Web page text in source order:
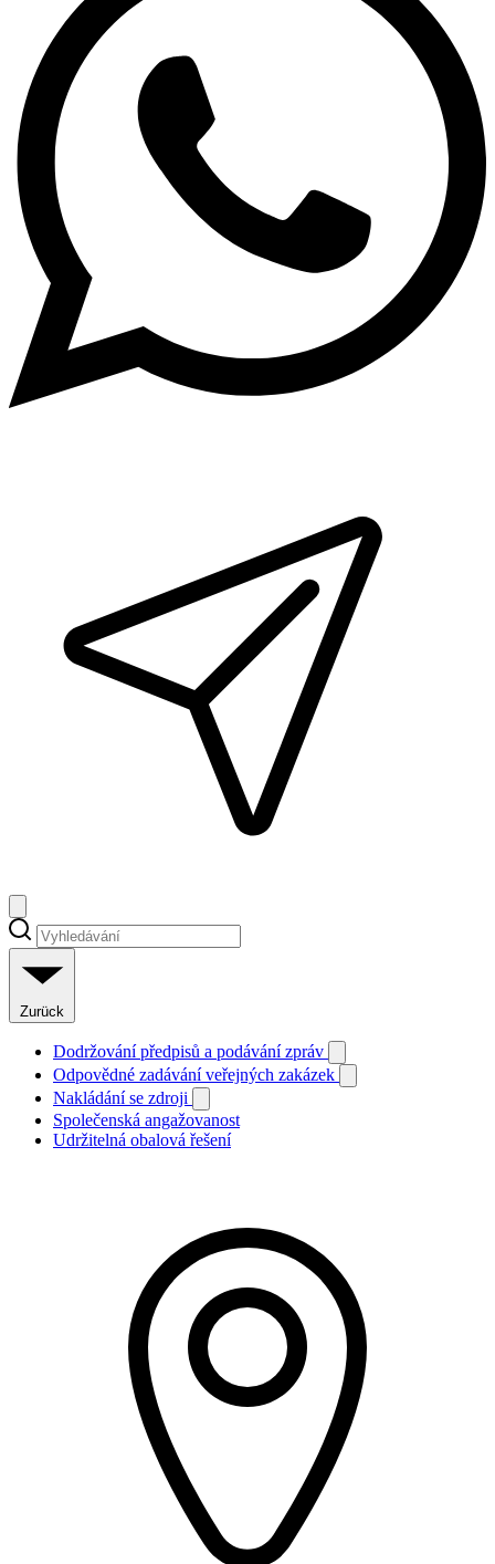
Zurück
Dodržování předpisů a podávání zpráv
Odpovědné zadávání veřejných zakázek
Nakládání se zdroji
Společenská angažovanost
Udržitelná obalová řešení